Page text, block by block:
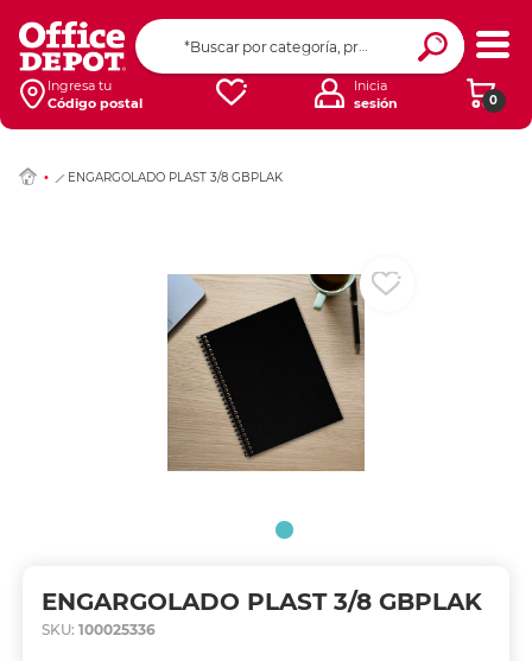
Ingresa tu
Código postal
0
Inicia
sesión
ENGARGOLADO PLAST 3/8 GBPLAK
ENGARGOLADO PLAST 3/8 GBPLAK
SKU: 100025336
Ingresar Codigo